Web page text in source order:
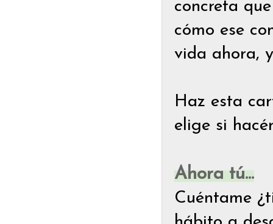
concreta
cómo ese
vida ahora,
Haz esta
elige si
Ahora tú...
Cuéntame